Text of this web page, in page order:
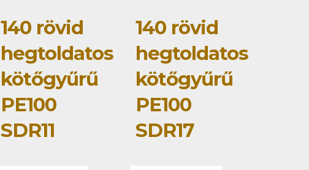
140 rövid
hegtoldatos
kötőgyűrű
PE100
SDR11
140 rövid
hegtoldatos
kötőgyűrű
PE100
SDR17